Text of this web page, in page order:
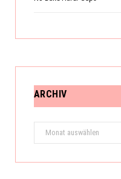
ARCHIV
Archiv